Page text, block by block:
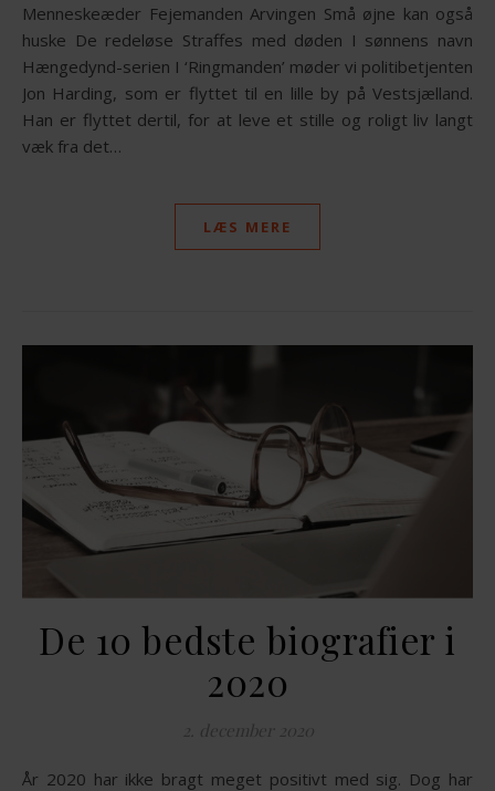
Menneskeæder Fejemanden Arvingen Små øjne kan også
huske De redeløse Straffes med døden I sønnens navn
Hængedynd-serien I ‘Ringmanden’ møder vi politibetjenten
Jon Harding, som er flyttet til en lille by på Vestsjælland.
Han er flyttet dertil, for at leve et stille og roligt liv langt
væk fra det…
LÆS MERE
De 10 bedste biografier i
2020
2. december 2020
År 2020 har ikke bragt meget positivt med sig. Dog har